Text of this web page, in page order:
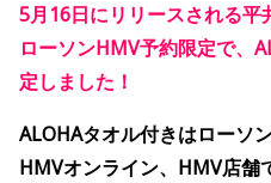
5月16日にリリースされる平
ローソンHMV予約限定で、
定しました！
ALOHAタオル付きはローソ
HMVオンライン、HMV店舗